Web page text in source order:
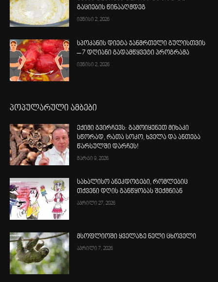
გაციების წინააღმდეგ
ივნისი 2, 2026
სპოკანის დიეტა ჯანმრთელი გულისთვის
– 7 დღიანი გადამწყვეტი პროგრამა
ივნისი 2, 2026
პოპულარული ამბები
ექიმი გვირჩევს: გამოიყენეთ მიხაკი
სწორად, რათა სოკო, ხველა და ანთება
წარსულში დარჩეს!
მარტი 9, 2026
სახალისო ანეკდოტები, რომლებიც
თქვენი დღის განწყობას შექმნიან
აპრილი 27, 2026
მსოფლიოში ყველაზე ნელი ცხოველი
აპრილი 7, 2026